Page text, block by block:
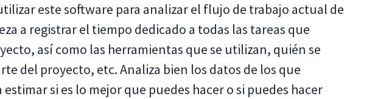
este software para analizar el flujo de trabajo actual de
a registrar el tiempo dedicado a todas las tareas que
así como las herramientas que se utilizan, quién se
del proyecto, etc. Analiza bien los datos de los que
si es lo mejor que puedes hacer o si puedes hacer